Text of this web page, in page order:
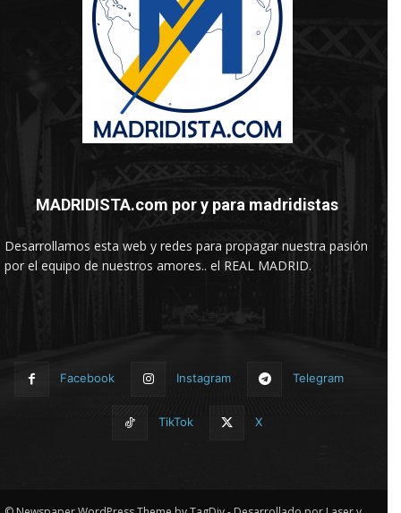
MADRIDISTA.com por y para madridistas
Desarrollamos esta web y redes para propagar nuestra pasión
por el equipo de nuestros amores.. el REAL MADRID.
Facebook Instagram Telegram
TikTok X